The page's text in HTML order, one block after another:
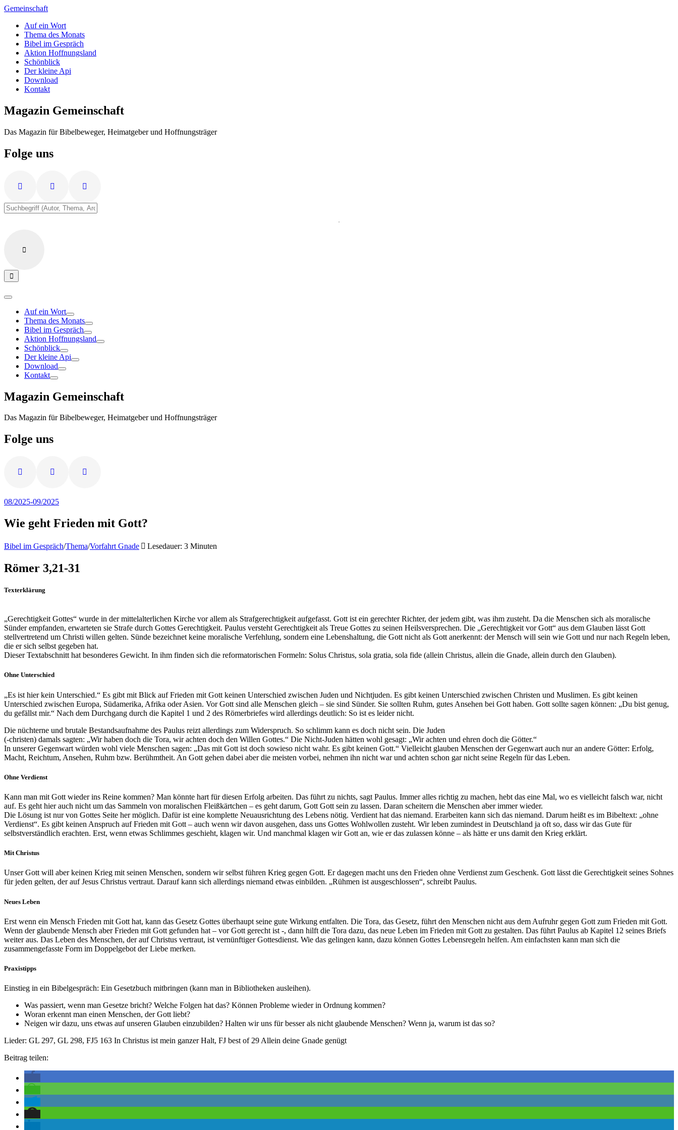
Zum
springen
Gemeinschaft
Auf ein Wort
Thema des Monats
Bibel im Gespräch
Aktion Hoffnungsland
Schönblick
Der kleine Api
Download
Kontakt
Magazin Gemeinschaft
Das Magazin für Bibelbeweger, Heimatgeber und Hoffnungsträger
Folge uns
Auf ein Wort
Thema des Monats
Bibel im Gespräch
Aktion Hoffnungsland
Schönblick
Der kleine Api
Download
Kontakt
Magazin Gemeinschaft
Das Magazin für Bibelbeweger, Heimatgeber und Hoffnungsträger
Folge uns
08/2025-09/2025
Wie geht Frieden mit Gott?
Bibel im Gespräch/Thema/Vorfahrt Gnade Lesedauer: 3 Minuten
Römer 3,21-31
Texterklärung
„Gerechtigkeit Gottes“ wurde in der mittelalterlichen Kirche vor allem als Strafgerechtigkeit aufgefasst. Gott ist ein gerechter Richter, der jedem gibt, was ihm zusteht. Da die Menschen sich als moralische
Sünder empfanden, erwarteten sie Strafe durch Gottes Gerechtigkeit. Paulus versteht Gerechtigkeit als Treue Gottes zu seinen Heilsversprechen. Die „Gerechtigkeit vor Gott“ aus dem Glauben lässt Gott
stellvertretend um Christi willen gelten. Sünde bezeichnet keine moralische Verfehlung, sondern eine Lebenshaltung, die Gott nicht als Gott anerkennt: der Mensch will sein wie Gott und nur nach Regeln leben,
die er sich selbst gegeben hat.
Dieser Textabschnitt hat besonderes Gewicht. In ihm finden sich die reformatorischen Formeln: Solus Christus, sola gratia, sola fide (allein Christus, allein die Gnade, allein durch den Glauben).
Ohne Unterschied
„Es ist hier kein Unterschied.“ Es gibt mit Blick auf Frieden mit Gott keinen Unterschied zwischen Juden und Nichtjuden. Es gibt keinen Unterschied zwischen Christen und Muslimen. Es gibt keinen
Unterschied zwischen Europa, Südamerika, Afrika oder Asien. Vor Gott sind alle Menschen gleich – sie sind Sünder. Sie sollten Ruhm, gutes Ansehen bei Gott haben. Gott sollte sagen können: „Du bist genug,
du gefällst mir.“ Nach dem Durchgang durch die Kapitel 1 und 2 des Römerbriefes wird allerdings deutlich: So ist es leider nicht.
Die nüchterne und brutale Bestandsaufnahme des Paulus reizt allerdings zum Widerspruch. So schlimm kann es doch nicht sein. Die Juden
(-christen) damals sagten: „Wir haben doch die Tora, wir achten doch den Willen Gottes.“ Die Nicht-Juden hätten wohl gesagt: „Wir achten und ehren doch die Götter.“
In unserer Gegenwart würden wohl viele Menschen sagen: „Das mit Gott ist doch sowieso nicht wahr. Es gibt keinen Gott.“ Vielleicht glauben Menschen der Gegenwart auch nur an andere Götter: Erfolg,
Macht, Reichtum, Ansehen, Ruhm bzw. Berühmtheit. An Gott gehen dabei aber die meisten vorbei, nehmen ihn nicht war und achten schon gar nicht seine Regeln für das Leben.
Ohne Verdienst
Kann man mit Gott wieder ins Reine kommen? Man könnte hart für diesen Erfolg arbeiten. Das führt zu nichts, sagt Paulus. Immer alles richtig zu machen, hebt das eine Mal, wo es vielleicht falsch war, nicht
auf. Es geht hier auch nicht um das Sammeln von moralischen Fleißkärtchen – es geht darum, Gott Gott sein zu lassen. Daran scheitern die Menschen aber immer wieder.
Die Lösung ist nur von Gottes Seite her möglich. Dafür ist eine komplette Neuausrichtung des Lebens nötig. Verdient hat das niemand. Erarbeiten kann sich das niemand. Darum heißt es im Bibeltext: „ohne
Verdienst“. Es gibt keinen Anspruch auf Frieden mit Gott – auch wenn wir davon ausgehen, dass uns Gottes Wohlwollen zusteht. Wir leben zumindest in Deutschland ja oft so, dass wir das Gute für
selbstverständlich erachten. Erst, wenn etwas Schlimmes geschieht, klagen wir. Und manchmal klagen wir Gott an, wie er das zulassen könne – als hätte er uns damit den Krieg erklärt.
Mit Christus
Unser Gott will aber keinen Krieg mit seinen Menschen, sondern wir selbst führen Krieg gegen Gott. Er dagegen macht uns den Frieden ohne Verdienst zum Geschenk. Gott lässt die Gerechtigkeit seines Sohnes
für jeden gelten, der auf Jesus Christus vertraut. Darauf kann sich allerdings niemand etwas einbilden. „Rühmen ist ausgeschlossen“, schreibt Paulus.
Neues Leben
Erst wenn ein Mensch Frieden mit Gott hat, kann das Gesetz Gottes überhaupt seine gute Wirkung entfalten. Die Tora, das Gesetz, führt den Menschen nicht aus dem Aufruhr gegen Gott zum Frieden mit Gott.
Wenn der glaubende Mensch aber Frieden mit Gott gefunden hat – vor Gott gerecht ist -, dann hilft die Tora dazu, das neue Leben im Frieden mit Gott zu gestalten. Das führt Paulus ab Kapitel 12 seines Briefs
weiter aus. Das Leben des Menschen, der auf Christus vertraut, ist vernünftiger Gottesdienst. Wie das gelingen kann, dazu können Gottes Lebensregeln helfen. Am einfachsten kann man sich die
zusammengefasste Form im Doppelgebot der Liebe merken.
Praxistipps
Einstieg in ein Bibelgespräch: Ein Gesetzbuch mitbringen (kann man in Bibliotheken ausleihen).
Was passiert, wenn man Gesetze bricht? Welche Folgen hat das? Können Probleme wieder in Ordnung kommen?
Woran erkennt man einen Menschen, der Gott liebt?
Neigen wir dazu, uns etwas auf unseren Glauben einzubilden? Halten wir uns für besser als nicht glaubende Menschen? Wenn ja, warum ist das so?
Lieder: GL 297, GL 298, FJ5 163 In Christus ist mein ganzer Halt, FJ best of 29 Allein deine Gnade genügt
Beitrag teilen: